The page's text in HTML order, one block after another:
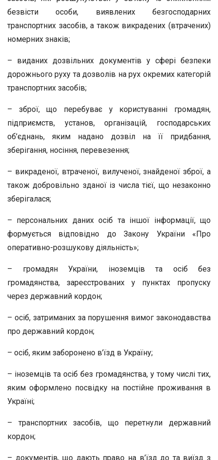
безвісти особи, виявлених безгосподарних
транспортних засобів, а також викрадених (втрачених)
номерних знаків;
– виданих дозвільних документів у сфері безпеки
дорожнього руху та дозволів на рух окремих категорій
транспортних засобів;
– зброї, що перебуває у користуванні громадян,
підприємств, установ, організацій, господарських
об’єднань, яким надано дозвіл на її придбання,
зберігання, носіння, перевезення;
– викраденої, втраченої, вилученої, знайденої зброї, а
також добровільно зданої із числа тієї, що незаконно
зберігалася;
– персональних даних осіб та іншої інформації, що
формується відповідно до Закону України «Про
оперативно-розшукову діяльність»;
– громадян України, іноземців та осіб без
громадянства, зареєстрованих у пунктах пропуску
через державний кордон;
– осіб, затриманих за порушення вимог законодавства
про державний кордон;
– осіб, яким заборонено в’їзд в Україну;
– іноземців та осіб без громадянства, у тому числі тих,
яким оформлено посвідку на постійне проживання в
Україні;
– транспортних засобів, що перетнули державний
кордон;
– документів, що дають право на в’їзд до та виїзд з